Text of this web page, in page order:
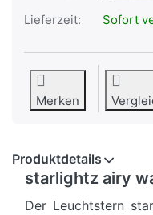
Lieferzeit: Sofort
Merken
Produktdetails
starlightz airy
Der Leuchtstern